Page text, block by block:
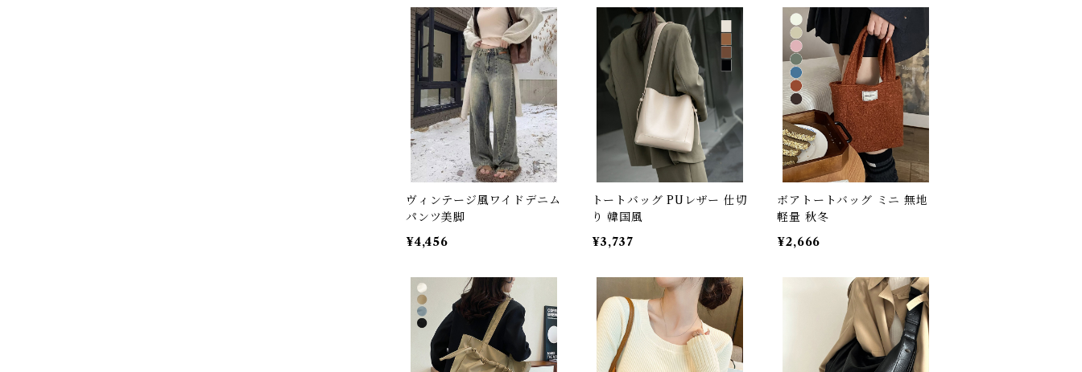
ヴィンテージ風ワイドデニム
パンツ美脚
¥4,456
トートバッグ PUレザー 仕切
り 韓国風
¥3,737
ボアトートバッグ ミニ 無地
軽量 秋冬
¥2,666